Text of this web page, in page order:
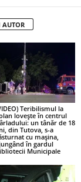
AUTOR
Teribilismul la
lovește în centrul
un tânăr de 18
din Tutova, s-a
cu mașina,
în gardul
Municipale